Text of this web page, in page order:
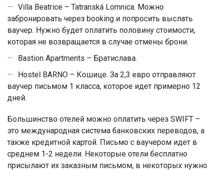
Villa Beatrice – Tatranská Lomnica. Можно
забронировать через booking и попросить выслать
ваучер. Нужно будет оплатить половину стоимости,
которая не возвращается в случае отмены брони.
Bastion Apartments – Братислава.
Hostel BARNO – Кошице. За 2,3 евро отправляют
ваучер письмом 1 класса, которое идет примерно 12
дней.
Большинство отелей можно оплатить через SWIFT –
это международная система банковских переводов, а
также кредитной картой. Письмо с ваучером идет в
среднем 1-2 недели. Некоторые отели бесплатно
присылают их заказным письмом, в некоторых нужно